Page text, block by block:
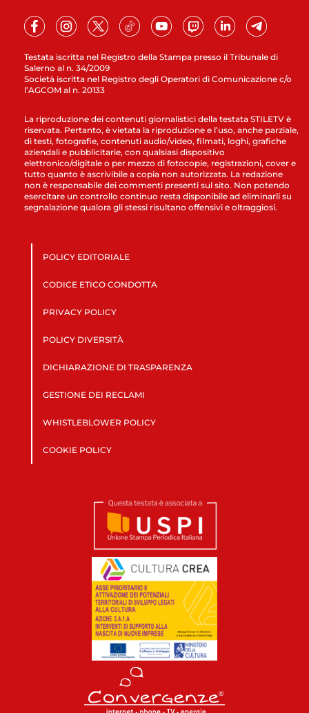
Testata iscritta nel Registro della Stampa presso il Tribunale di
Salerno al n. 34/2009
Società iscritta nel Registro degli Operatori di Comunicazione c/o
l’AGCOM al n. 20133
La riproduzione dei contenuti giornalistici della testata STILETV è
riservata. Pertanto, è vietata la riproduzione e l’uso, anche parziale,
di testi, fotografie, contenuti audio/video, filmati, loghi, grafiche
aziendali e pubblicitarie, con qualsiasi dispositivo
elettronico/digitale o per mezzo di fotocopie, registrazioni, cover e
tutto quanto è ascrivibile a copia non autorizzata. La redazione
non è responsabile dei commenti presenti sul sito. Non potendo
esercitare un controllo continuo resta disponibile ad eliminarli su
segnalazione qualora gli stessi risultano offensivi e oltraggiosi.
POLICY EDITORIALE
CODICE ETICO CONDOTTA
PRIVACY POLICY
POLICY DIVERSITÀ
DICHIARAZIONE DI TRASPARENZA
GESTIONE DEI RECLAMI
WHISTLEBLOWER POLICY
COOKIE POLICY